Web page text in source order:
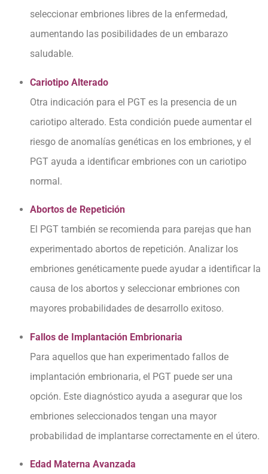
seleccionar embriones libres de la enfermedad,
aumentando las posibilidades de un embarazo
saludable.
Cariotipo Alterado
Otra indicación para el PGT es la presencia de un
cariotipo alterado. Esta condición puede aumentar el
riesgo de anomalías genéticas en los embriones, y el
PGT ayuda a identificar embriones con un cariotipo
normal.
Abortos de Repetición
El PGT también se recomienda para parejas que han
experimentado abortos de repetición. Analizar los
embriones genéticamente puede ayudar a identificar la
causa de los abortos y seleccionar embriones con
mayores probabilidades de desarrollo exitoso.
Fallos de Implantación Embrionaria
Para aquellos que han experimentado fallos de
implantación embrionaria, el PGT puede ser una
opción. Este diagnóstico ayuda a asegurar que los
embriones seleccionados tengan una mayor
probabilidad de implantarse correctamente en el útero.
Edad Materna Avanzada